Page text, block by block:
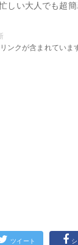
しい大人でも超
ンクが含まれていま
ツイート